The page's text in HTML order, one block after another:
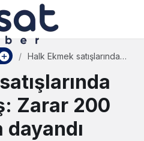
Halk Ekmek satışlarında
milyon liraya dayandı
Zarar 200